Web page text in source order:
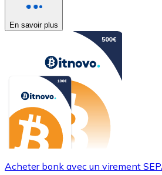
En savoir plus
Acheter bonk avec un virement